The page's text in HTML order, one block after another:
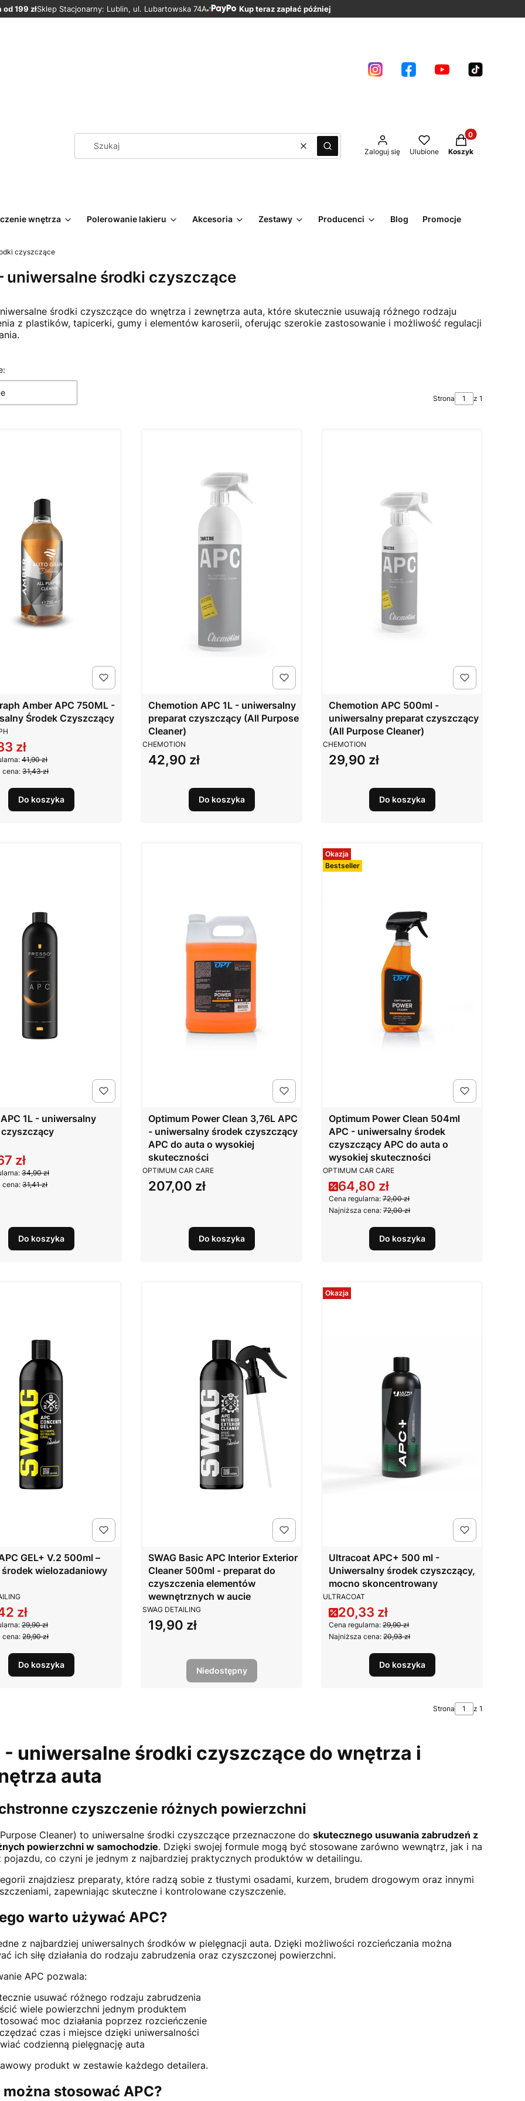
199 złSklep Stacjonarny: Lublin, ul. Lubartowska 74A Kup teraz zapłać później
WyczyśćSzukaj Zaloguj się Ulubione
Produkty w
Koszyk
wnętrza Polerowanie lakieru Akcesoria Zestawy Producenci Blog Promocje
czyszczące
uniwersalne środki czyszczące
środki czyszczące do wnętrza i zewnętrza auta, które skutecznie usuwają różnego rodzaju
z plastików, tapicerki, gumy i elementów karoserii, oferując szerokie zastosowanie i możliwość regulacji
Strona z 1
Amber APC 750ML -
Środek Czyszczący
zł
41,90 zł
cena:31,43 zł
Do koszyka
Chemotion APC 1L - uniwersalny
preparat czyszczący (All Purpose
Cleaner)
PRODUCENT
CHEMOTION
Cena
42,90 zł
Do koszyka
Chemotion APC 500ml -
uniwersalny preparat czyszczący
(All Purpose Cleaner)
PRODUCENT
CHEMOTION
Cena
29,90 zł
Do koszyka
1L - uniwersalny
zł
34,90 zł
cena:31,41 zł
Do koszyka
Optimum Power Clean 3,76L APC
- uniwersalny środek czyszczący
APC do auta o wysokiej
skuteczności
PRODUCENT
OPTIMUM CAR CARE
Cena
207,00 zł
Do koszyka
Okazja
Bestseller
Optimum Power Clean 504ml
APC - uniwersalny środek
czyszczący APC do auta o
wysokiej skuteczności
PRODUCENT
OPTIMUM CAR CARE
Cena promocyjna
64,80 zł
Cena regularna: 72,00 zł
Najniższa cena: 72,00 zł
Do koszyka
GEL+ V.2 500ml –
wielozadaniowy
zł
29,90 zł
cena:29,90 zł
Do koszyka
SWAG Basic APC Interior Exterior
Cleaner 500ml - preparat do
czyszczenia elementów
wewnętrznych w aucie
PRODUCENT
SWAG DETAILING
Cena
19,90 zł
Niedostępny
Okazja
Ultracoat APC+ 500 ml -
Uniwersalny środek czyszczący,
mocno skoncentrowany
PRODUCENT
ULTRACOAT
Cena promocyjna
20,33 zł
Cena regularna: 29,90 zł
Najniższa cena: 20,93 zł
Do koszyka
Strona z 1
- uniwersalne środki czyszczące do wnętrza i
auta
czyszczenie różnych powierzchni
Cleaner) to uniwersalne środki czyszczące przeznaczone do skutecznego usuwania zabrudzeń z
powierzchni w samochodzie. Dzięki swojej formule mogą być stosowane zarówno wewnątrz, jak i na
pojazdu, co czyni je jednym z najbardziej praktycznych produktów w detailingu.
znajdziesz preparaty, które radzą sobie z tłustymi osadami, kurzem, brudem drogowym oraz innymi
zapewniając skuteczne i kontrolowane czyszczenie.
warto używać APC?
z najbardziej uniwersalnych środków w pielęgnacji auta. Dzięki możliwości rozcieńczania można
ich siłę działania do rodzaju zabrudzenia oraz czyszczonej powierzchni.
APC pozwala:
usuwać różnego rodzaju zabrudzenia
wiele powierzchni jednym produktem
moc działania poprzez rozcieńczenie
czas i miejsce dzięki uniwersalności
codzienną pielęgnację auta
produkt w zestawie każdego detailera.
można stosować APC?